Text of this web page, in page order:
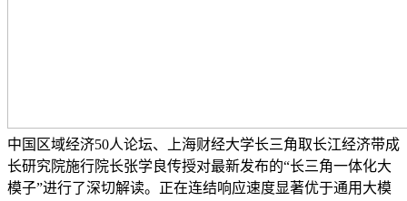
中国区域经济50人论坛、上海财经大学长三角取长江经济带成
长研究院施行院长张学良传授对最新发布的“长三角一体化大
模子”进行了深切解读。正在连结响应速度显著优于通用大模